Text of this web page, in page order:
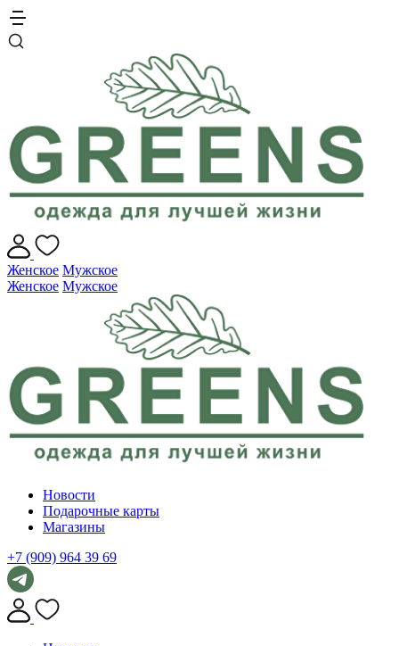
Женское Мужское
Женское Мужское
Новости
Подарочные карты
Магазины
+7 (909) 964 39 69